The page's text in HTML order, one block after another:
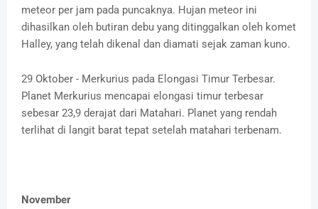
meteor per jam pada puncaknya. Hujan meteor ini
dihasilkan oleh butiran debu yang ditinggalkan oleh komet
Halley, yang telah dikenal dan diamati sejak zaman kuno.
29 Oktober - Merkurius pada Elongasi Timur Terbesar.
Planet Merkurius mencapai elongasi timur terbesar
sebesar 23,9 derajat dari Matahari. Planet yang rendah
terlihat di langit barat tepat setelah matahari terbenam.
November